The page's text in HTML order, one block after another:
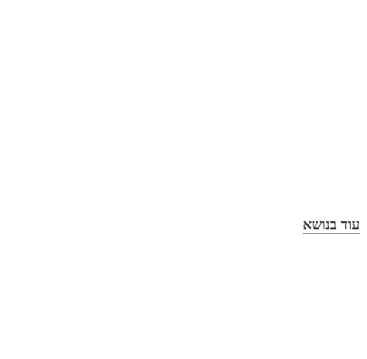
עוד בנושא